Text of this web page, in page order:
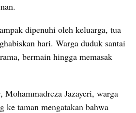
dipenuhi oleh keluarga, tua
hari. Warga duduk santai
bermain hingga memasak
, Mohammadreza Jazayeri, warga
ke taman mengatakan bahwa